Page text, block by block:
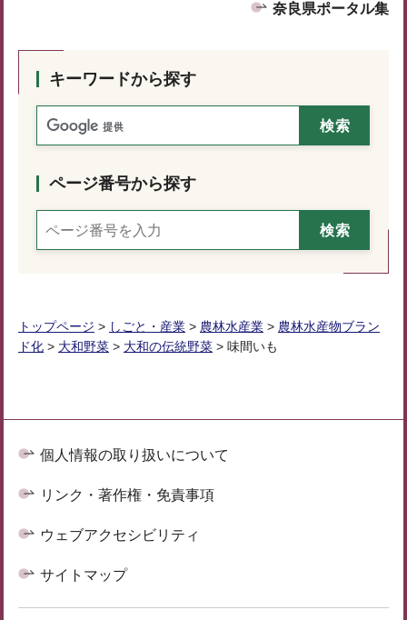
奈良県ポータル集
キーワードから探す
ページ番号から探す
トップページ > しごと・産業 > 農林水産業 > 農林水産物ブラン
ド化 > 大和野菜 > 大和の伝統野菜 > 味間いも
個人情報の取り扱いについて
リンク・著作権・免責事項
ウェブアクセシビリティ
サイトマップ